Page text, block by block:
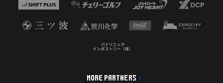
MORE PARTNERS